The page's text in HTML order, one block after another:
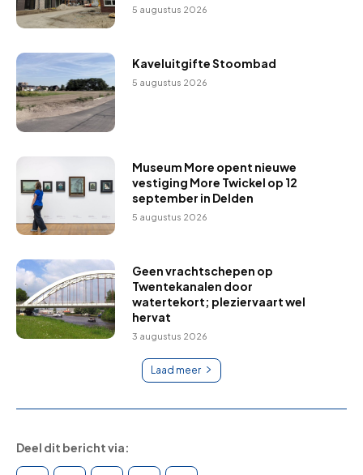
5 augustus 2026
Kaveluitgifte Stoombad
5 augustus 2026
Museum More opent nieuwe
vestiging More Twickel op 12
september in Delden
5 augustus 2026
Geen vrachtschepen op
Twentekanalen door
watertekort; pleziervaart wel
hervat
3 augustus 2026
Laad meer
Deel dit bericht via: